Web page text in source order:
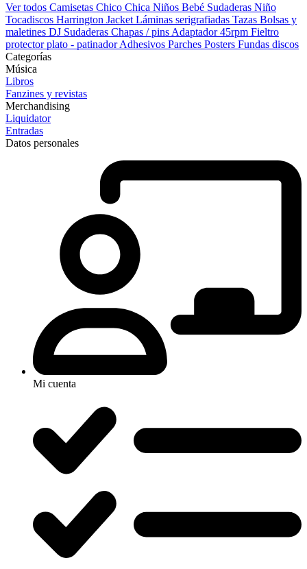
Ver todos Camisetas Chico Chica Niños Bebé Sudaderas Niño
Tocadiscos Harrington Jacket Láminas serigrafiadas Tazas Bolsas y
maletines DJ Sudaderas Chapas / pins Adaptador 45rpm Fieltro
protector plato - patinadorAdhesivos Parches Posters Fundas discos
Categorías
Música
Libros
Fanzines y revistas
Merchandising
Liquidator
Entradas
Datos personales
Mi cuenta